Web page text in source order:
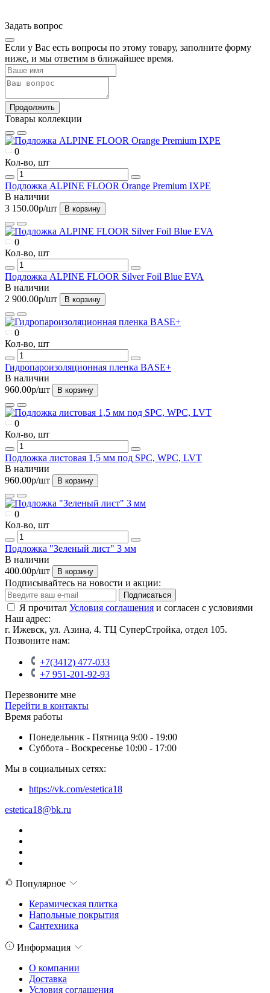
Задать вопрос
Если у Вас есть вопросы по этому товару, заполните форму
ниже, и мы ответим в ближайшее время.
Продолжить
Товары коллекции
0
Кол-во, шт
Подложка ALPINE FLOOR Orange Premium IXPE
В наличии
3 150.00р/шт В корзину
0
Кол-во, шт
Подложка ALPINE FLOOR Silver Foil Blue EVA
В наличии
2 900.00р/шт В корзину
0
Кол-во, шт
Гидропароизоляционная пленка BASE+
В наличии
960.00р/шт В корзину
0
Кол-во, шт
Подложка листовая 1,5 мм под SPC, WPC, LVT
В наличии
960.00р/шт В корзину
0
Кол-во, шт
Подложка "Зеленый лист" 3 мм
В наличии
400.00р/шт В корзину
Подписывайтесь на новости и акции:
Подписаться
Я прочитал Условия соглашения и согласен с условиями
Наш адрес:
г. Ижевск, ул. Азина, 4. ТЦ СуперСтройка, отдел 105.
Позвоните нам:
+7(3412) 477-033
+7 951-201-92-93
Перезвоните мне
Перейти в контакты
Время работы
Понедельник - Пятница 9:00 - 19:00
Суббота - Воскресенье 10:00 - 17:00
Мы в социальных сетях:
https://vk.com/estetica18
estetica18@bk.ru
Популярное
Керамическая плитка
Напольные покрытия
Сантехника
Информация
О компании
Доставка
Условия соглашения